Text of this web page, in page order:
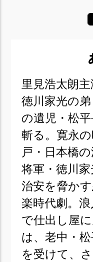
里見浩太朗主
徳川家光の
の遺児・松
斬る。寛永
戸・日本橋
将軍・徳川
治安を脅か
楽時代劇。
で仕出し屋
は、老中・
を受けて、